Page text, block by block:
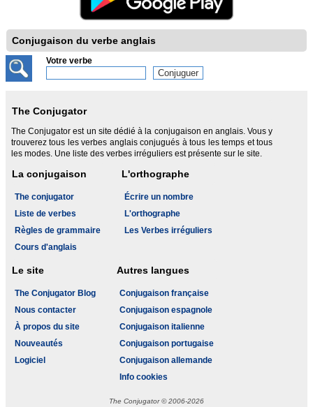
Conjugaison du verbe anglais
Votre verbe
The Conjugator
The Conjugator est un site dédié à la conjugaison en anglais. Vous y
trouverez tous les verbes anglais conjugués à tous les temps et tous
les modes. Une liste des verbes irréguliers est présente sur le site.
La conjugaison
The conjugator
Liste de verbes
Règles de grammaire
Cours d'anglais
L'orthographe
Écrire un nombre
L'orthographe
Les Verbes irréguliers
Le site
The Conjugator Blog
Nous contacter
À propos du site
Nouveautés
Logiciel
Autres langues
Conjugaison française
Conjugaison espagnole
Conjugaison italienne
Conjugaison portugaise
Conjugaison allemande
Info cookies
The Conjugator © 2006-2026